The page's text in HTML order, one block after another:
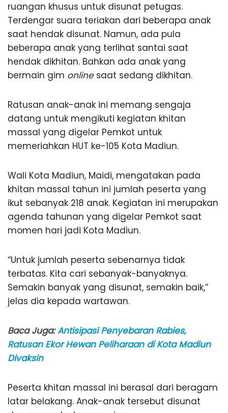
ruangan khusus untuk disunat petugas.
Terdengar suara teriakan dari beberapa anak
saat hendak disunat. Namun, ada pula
beberapa anak yang terlihat santai saat
hendak dikhitan. Bahkan ada anak yang
bermain gim onlinesaat sedang dikhitan.
Ratusan anak-anak ini memang sengaja
datang untuk mengikuti kegiatan khitan
massal yang digelar Pemkot untuk
memeriahkan HUT ke-105 Kota Madiun.
Wali Kota Madiun, Maidi, mengatakan pada
khitan massal tahun ini jumlah peserta yang
ikut sebanyak 218 anak. Kegiatan ini merupakan
agenda tahunan yang digelar Pemkot saat
momen hari jadi Kota Madiun.
“Untuk jumlah peserta sebenarnya tidak
terbatas. Kita cari sebanyak-banyaknya.
Semakin banyak yang disunat, semakin baik,”
jelas dia kepada wartawan.
Baca Juga:Antisipasi Penyebaran Rabies,
Ratusan Ekor Hewan Peliharaan di Kota Madiun
Divaksin
Peserta khitan massal ini berasal dari beragam
latar belakang. Anak-anak tersebut disunat